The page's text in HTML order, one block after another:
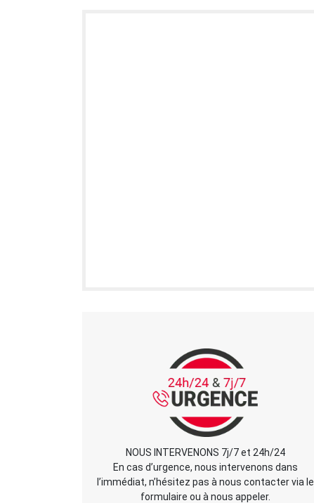
NOUS INTERVENONS 7j/7 et 24h/24
En cas d’urgence, nous intervenons dans
l’immédiat, n’hésitez pas à nous contacter via le
formulaire ou à nous appeler.